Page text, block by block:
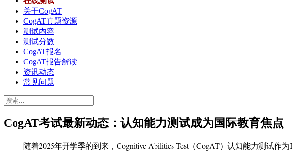
关于CogAT
CogAT真题资源
测试内容
测试分数
CogAT报名
CogAT报告解读
资讯动态
常见问题
搜
CogAT考试最新动态：认知能力测试成为国际教育焦点
随着2025年开学季的到来，Cognitive Abilities Test（CogAT）认知能力测试作